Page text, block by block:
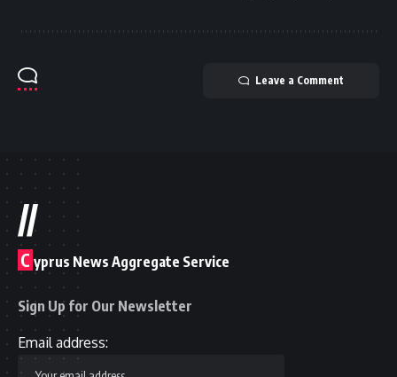
Leave a Comment
//
C yprus News Aggregate Service
Sign Up for Our Newsletter
Email address: